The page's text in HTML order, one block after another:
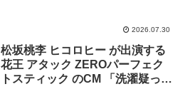
2026.07.30
松坂桃李 ヒコロヒー が出演する
花王 アタック ZEROパーフェク
トスティック のCM 「洗濯疑って